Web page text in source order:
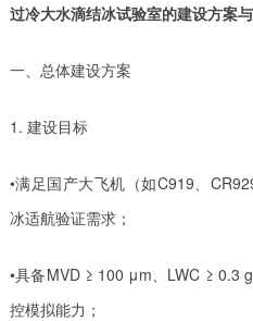
过冷大水滴结冰试验室的建设方案
一、总体建设方案
1. 建设目标
•满足国产大飞机（如C919、
冰适航验证需求；
•具备MVD ≥ 100 μm、LWC ≥ 0.3
控模拟能力；